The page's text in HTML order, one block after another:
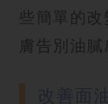
些簡單的
膚告別油